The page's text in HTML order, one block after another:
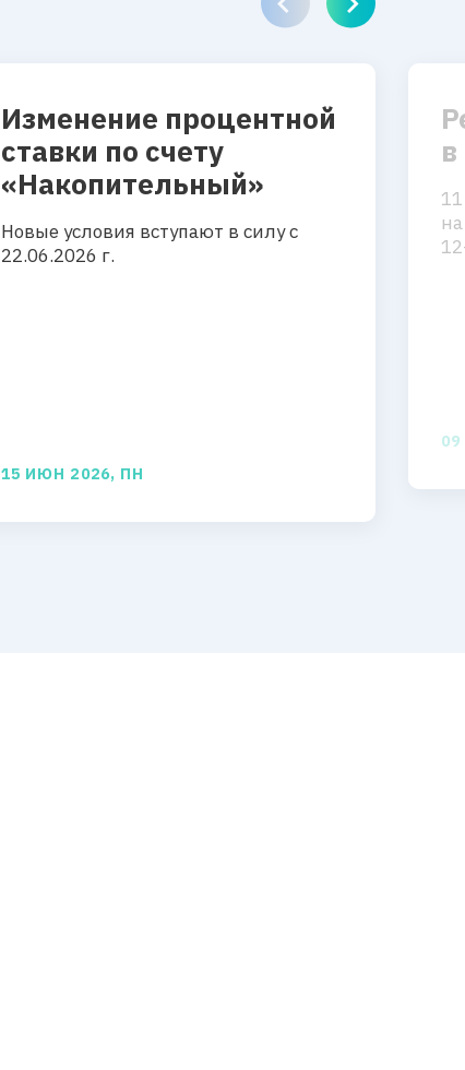
Изменение процентной
ставки по счету
«Накопительный»
Новые условия вступают в силу с
22.06.2026 г.
15 ИЮН 2026, ПН